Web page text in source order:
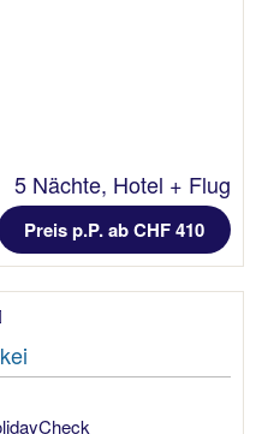
5 Nächte, Hotel + Flug
Preis p.P. ab CHF 410